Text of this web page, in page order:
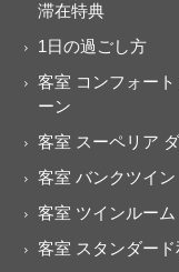
滞在特典
1日の過ごし方
客室 コンフォート
ーン
客室 スーペリア
客室 バンクツイン
客室 ツインルーム
客室 スタンダード